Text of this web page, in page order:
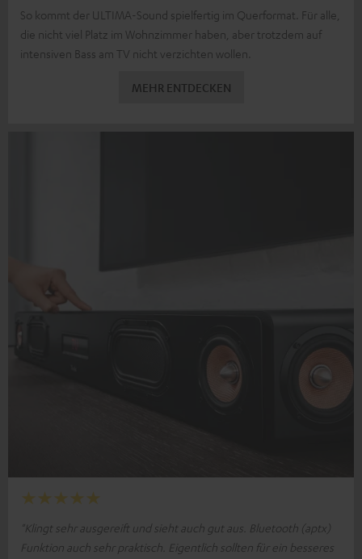
So kommt der ULTIMA-Sound spielfertig im Querformat. Für alle,
die nicht viel Platz im Wohnzimmer haben, aber trotzdem auf
intensiven Bass am TV nicht verzichten wollen.
MEHR ENTDECKEN
"Klingt sehr ausgereift und sieht auch gut aus. Bluetooth (aptx)
Funktion auch sehr praktisch. Eigentlich sollten für ein besseres